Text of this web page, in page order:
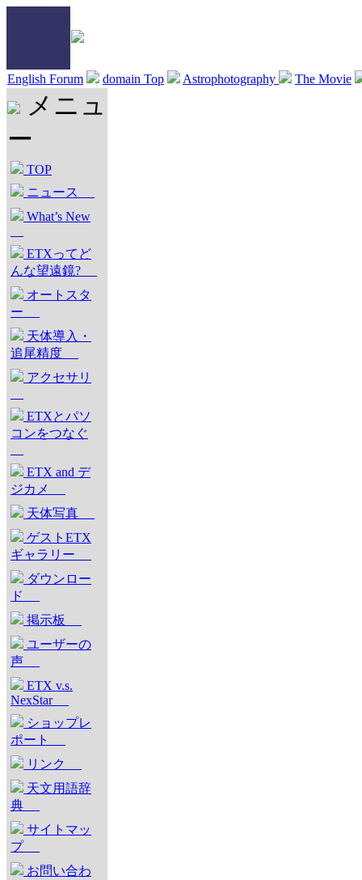
English Forum domain Top Astrophotography The Movie
メニュ
ー
TOP
ニュース
What’s New
ETXってど
んな望遠鏡?
オートスタ
ー
天体導入・
追尾精度
アクセサリ
ETXとパソ
コンをつなぐ
ETX and デ
ジカメ
天体写真
ゲストETX
ギャラリー
ダウンロー
ド
掲示板
ユーザーの
声
ETX v.s.
NexStar
ショップレ
ポート
リンク
天文用語辞
典
サイトマッ
プ
お問い合わ